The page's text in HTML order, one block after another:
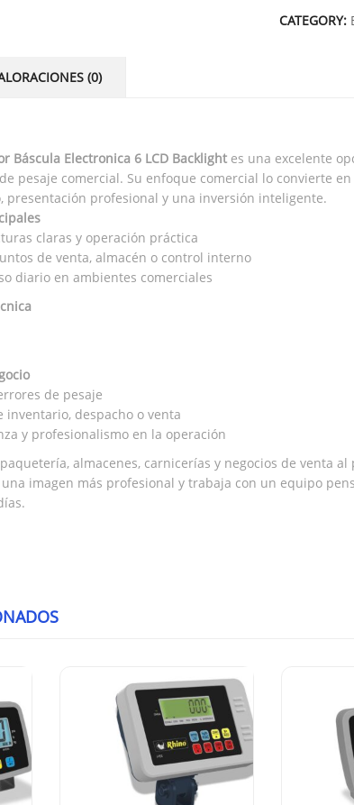
CATEGORY:
(0)
Báscula Electronica 6 LCD Backlightes una excelente
pesaje comercial. Su enfoque comercial lo convierte
presentación profesional y una inversión inteligente.
claras y operación práctica
de venta, almacén o control interno
diario en ambientes comerciales
de pesaje
inventario, despacho o venta
y profesionalismo en la operación
almacenes, carnicerías y negocios de venta al
imagen más profesional y trabaja con un equipo